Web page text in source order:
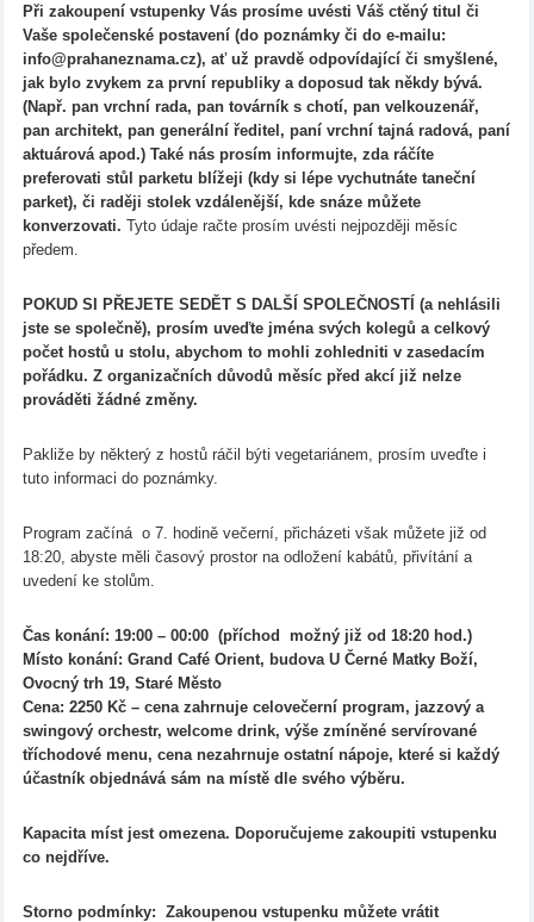
Při zakoupení vstupenky Vás prosíme uvésti Váš ctěný titul či
Vaše společenské postavení (do poznámky či do e-mailu:
info@prahaneznama.cz), ať už pravdě odpovídající či smyšlené,
jak bylo zvykem za první republiky a doposud tak někdy bývá.
(Např. pan vrchní rada, pan továrník s chotí, pan velkouzenář,
pan architekt, pan generální ředitel, paní vrchní tajná radová, paní
aktuárová apod.) Také nás prosím informujte, zda ráčíte
preferovati stůl parketu blížeji (kdy si lépe vychutnáte taneční
parket), či raději stolek vzdálenější, kde snáze můžete
konverzovati. Tyto údaje račte prosím uvésti nejpozději měsíc
předem.
POKUD SI PŘEJETE SEDĚT S DALŠÍ SPOLEČNOSTÍ (a nehlásili
jste se společně), prosím uveďte jména svých kolegů a celkový
počet hostů u stolu, abychom to mohli zohledniti v zasedacím
pořádku. Z organizačních důvodů měsíc před akcí již nelze
prováděti žádné změny.
Pakliže by některý z hostů ráčil býti vegetariánem, prosím uveďte i
tuto informaci do poznámky.
Program začíná o 7. hodině večerní, přicházeti však můžete již od
18:20, abyste měli časový prostor na odložení kabátů, přivítání a
uvedení ke stolům.
Čas konání: 19:00 – 00:00 (příchod možný již od 18:20 hod.)
Místo konání: Grand Café Orient, budova U Černé Matky Boží,
Ovocný trh 19, Staré Město
Cena: 2250 Kč – cena zahrnuje celovečerní program, jazzový a
swingový orchestr, welcome drink, výše zmíněné servírované
tříchodové menu, cena nezahrnuje ostatní nápoje, které si každý
účastník objednává sám na místě dle svého výběru.
Kapacita míst jest omezena. Doporučujeme zakoupiti vstupenku
co nejdříve.
Storno podmínky: Zakoupenou vstupenku můžete vrátit